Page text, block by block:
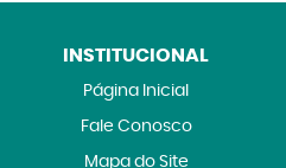
INSTITUCIONAL
Página Inicial
Fale Conosco
Mapa do Site